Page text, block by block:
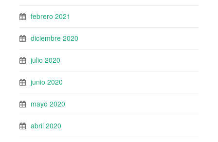
febrero 2021
diciembre 2020
julio 2020
junio 2020
mayo 2020
abril 2020